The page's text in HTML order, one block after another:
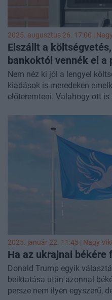
2025. augusztus 26. 17:00 |
Elszállt a
bankoktól vennék el a
Nem néz ki jól a lengyel
kiadások is meredeken
előteremteni. Valahogy ott
aminek nyilván nem örülnek
nagyobb esés a lengyel
érdemes figyelni azoknak,
2025. január 22. 11:45 | Nagy
Ha az ukrajnai békére
Donald Trump egyik
beiktatása után azonnal
persze nem ilyen egyszerű,